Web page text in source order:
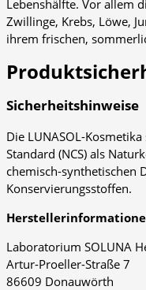
Lebenshälfte. Vor allem
Zwillinge, Krebs, Löwe,
ihrem frischen,
Sicherheitshinweise
Die LUNASOL-
Standard (NCS) als
chemisch-synthetischen
Konservierungsstoffen.
Laboratorium SOLUNA
Artur-Proeller-Straße 7
86609 Donauwörth